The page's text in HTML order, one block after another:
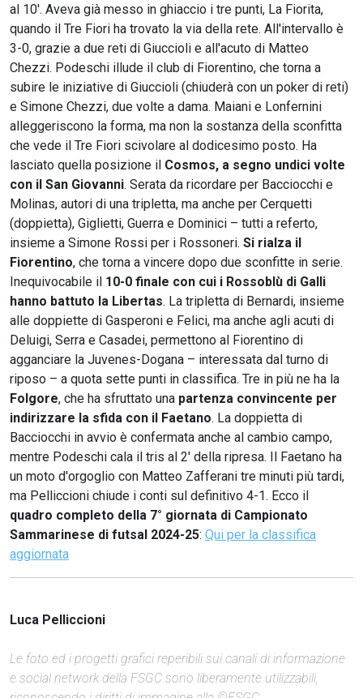
al 10'. Aveva già messo in ghiaccio i tre punti, La Fiorita,
quando il Tre Fiori ha trovato la via della rete. All'intervallo è
3-0, grazie a due reti di Giuccioli e all'acuto di Matteo
Chezzi. Podeschi illude il club di Fiorentino, che torna a
subire le iniziative di Giuccioli (chiuderà con un poker di reti)
e Simone Chezzi, due volte a dama. Maiani e Lonfernini
alleggeriscono la forma, ma non la sostanza della sconfitta
che vede il Tre Fiori scivolare al dodicesimo posto. Ha
lasciato quella posizione il Cosmos, a segno undici volte
con il San Giovanni. Serata da ricordare per Bacciocchi e
Molinas, autori di una tripletta, ma anche per Cerquetti
(doppietta), Giglietti, Guerra e Dominici – tutti a referto,
insieme a Simone Rossi per i Rossoneri. Si rialza il
Fiorentino, che torna a vincere dopo due sconfitte in serie.
Inequivocabile il 10-0 finale con cui i Rossoblù di Galli
hanno battuto la Libertas. La tripletta di Bernardi, insieme
alle doppiette di Gasperoni e Felici, ma anche agli acuti di
Deluigi, Serra e Casadei, permettono al Fiorentino di
agganciare la Juvenes-Dogana – interessata dal turno di
riposo – a quota sette punti in classifica. Tre in più ne ha la
Folgore, che ha sfruttato una partenza convincente per
indirizzare la sfida con il Faetano. La doppietta di
Bacciocchi in avvio è confermata anche al cambio campo,
mentre Podeschi cala il tris al 2' della ripresa. Il Faetano ha
un moto d'orgoglio con Matteo Zafferani tre minuti più tardi,
ma Pelliccioni chiude i conti sul definitivo 4-1. Ecco il
quadro completo della 7° giornata di Campionato
Sammarinese di futsal 2024-25: Qui per la classifica
aggiornata
Luca Pelliccioni
Le foto ed i progetti grafici reperibili sui canali di informazione
e social network della FSGC sono liberamente utilizzabili,